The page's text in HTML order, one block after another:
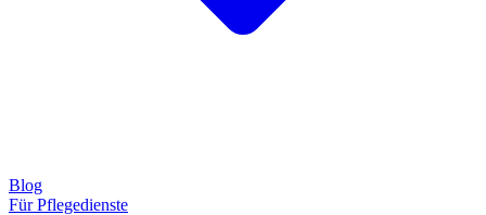
Blog
Für Pflegedienste